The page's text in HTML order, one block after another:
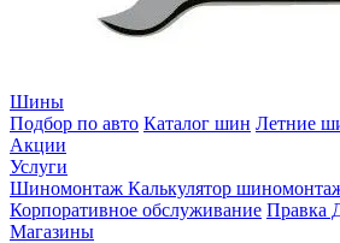
Шины
Подбор по авто Каталог шин Летние
Акции
Услуги
Шиномонтаж Калькулятор
Корпоративное обслуживание Правка
Магазины